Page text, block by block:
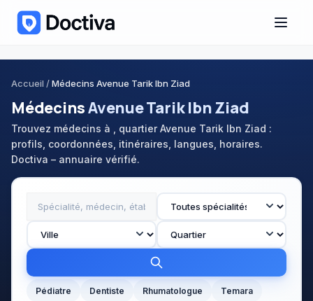
Accueil /Médecins Avenue Tarik Ibn Ziad
MédecinsAvenue Tarik Ibn Ziad
Trouvez médecins à , quartier Avenue Tarik Ibn Ziad :
profils, coordonnées, itinéraires, langues, horaires.
Doctiva – annuaire vérifié.
Pédiatre Dentiste Rhumatologue Temara